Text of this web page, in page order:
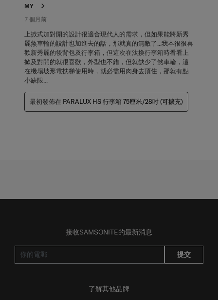
MY
7 個月前
上掀式加對開的設計很適合現代人的需求，但如果能將新秀
麗煞車輪的設計也加進去的話，那就真的無敵了...我本很很喜
歡新秀麗的後背包及行李箱，但這次在汰換行李箱時看看上
掀及對開的就很喜歡，外型也不錯，但就缺少了煞車輪，這
在機場坡形電扶梯使用時，就必需用肉身去頂住，那就有點
小缺限...
最初發佈在 PARALUX HS 行李箱 75厘米/28吋 (可擴充)
接收SAMSONITE的最新消息
提交
了解其他品牌